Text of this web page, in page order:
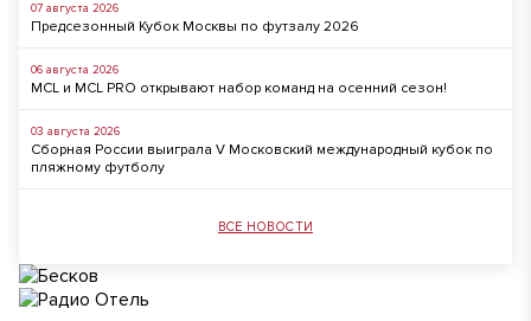
07 августа 2026
Предсезонный Кубок Москвы по футзалу 2026
06 августа 2026
MCL и MCL PRO открывают набор команд на осенний сезон!
03 августа 2026
Сборная России выиграла V Московский международный кубок по
пляжному футболу
ВСЕ НОВОСТИ